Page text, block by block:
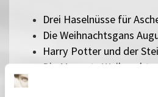
Drei Haselnüsse für
Die Weihnachtsgans
Harry Potter und der
Die Muppets